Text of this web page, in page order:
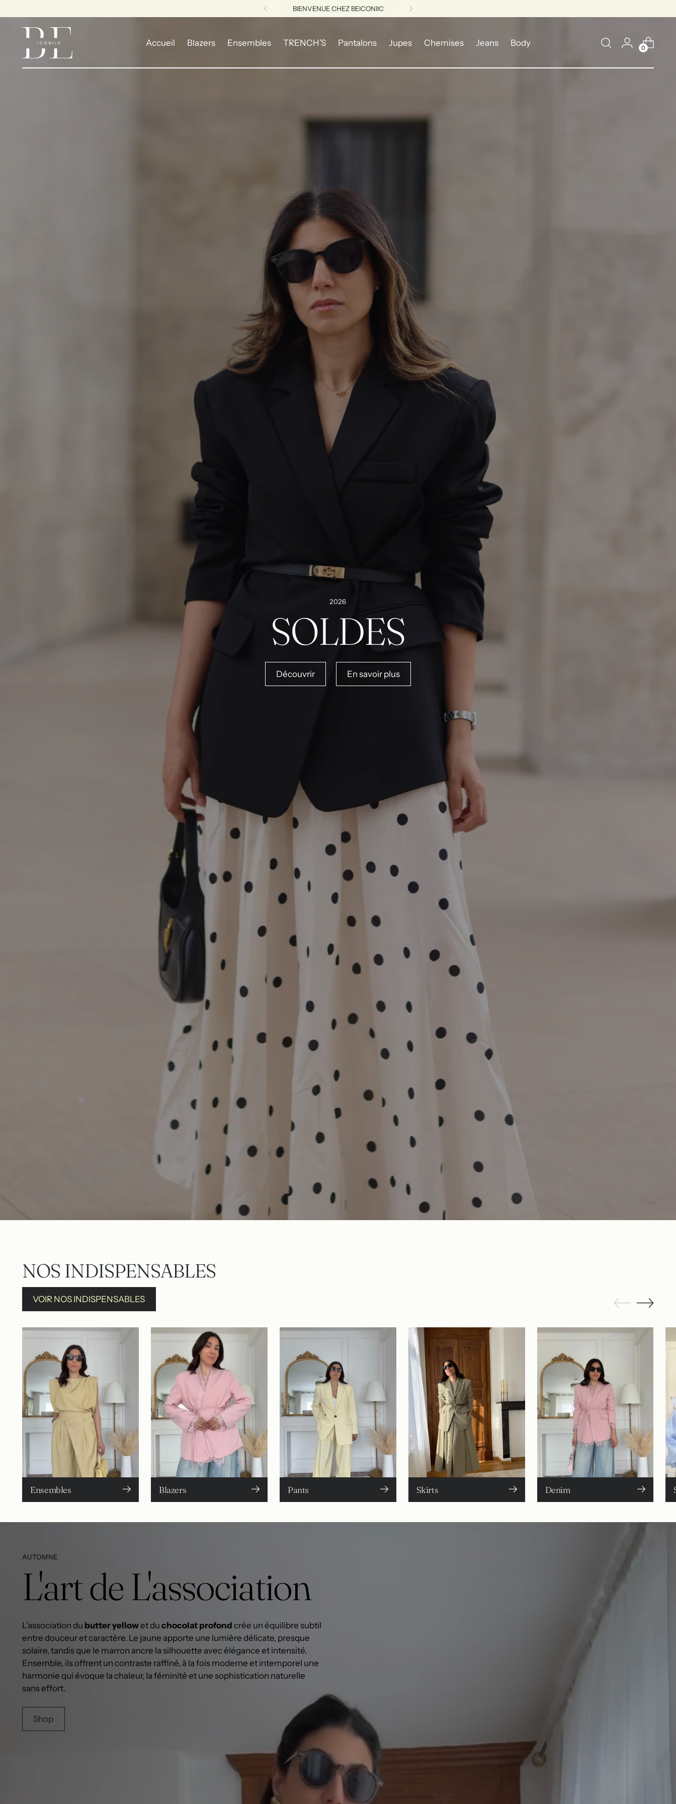
BIENVENUE CHEZ BEICONIIC
Accueil Blazers Ensembles TRENCH’S Pantalons Jupes Chemises Jeans Body
0
2026
SOLDES
Découvrir En savoir plus
NOS INDISPENSABLES
VOIR NOS INDISPENSABLES
Ensembles Blazers Pants Skirts Denim
AUTOMNE
L'art de L'association
L’association du butter yellowet duchocolat profond crée un équilibre subtil
entre douceur et caractère. Le jaune apporte une lumière délicate, presque
solaire, tandis que le marron ancre la silhouette avec élégance et intensité.
Ensemble, ils offrent un contraste raffiné, à la fois moderne et intemporel une
harmonie qui évoque la chaleur, la féminité et une sophistication naturelle
sans effort.
Shop